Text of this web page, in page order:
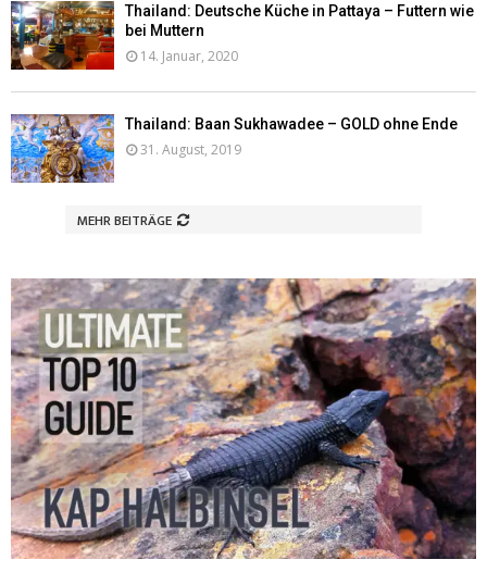
Thailand: Deutsche Küche in Pattaya – Futtern wie
bei Muttern
14. Januar, 2020
Thailand: Baan Sukhawadee – GOLD ohne Ende
31. August, 2019
MEHR BEITRÄGE